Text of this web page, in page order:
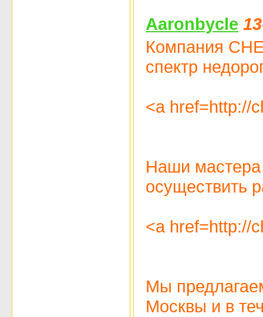
Aaronbycle
Компания
спектр
<a href=http://
Наши мастера
осуществить
<a href=http://
Мы
Москвы и в